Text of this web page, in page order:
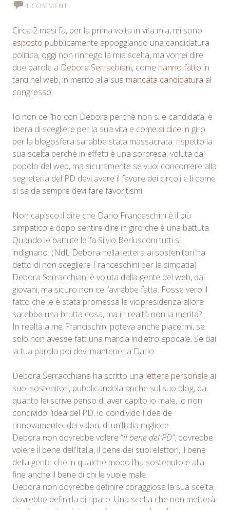
1 COMMENT
Circa 2 mesi fa, per la prima volta in vita mia, mi sono
esposto pubblicamente appoggiando una candidatura
politica, oggi non rinnego la mia scelta, ma vorrei dire
due parole a Debora Serrachiani, come hanno fatto in
tanti nel web, in merito alla sua mancata candidatura al
congresso.
Io non ce l’ho con Debora perchè non si è candidata, è
libera di scegliere per la sua vita e come si dice in giro
per la blogosfera sarabbe stata massacrata. rispetto la
sua scelta perchè in effetti è una sorpresa, voluta dal
popolo del web, ma sicuramente se vuoi concorrere alla
segreteria del PD devi avere il favore dei circoli e li come
si sa da sempre devi fare favoritismi.
Non capisco il dire che Dario Franceschini è il più
simpatico e dopo sentire dire in giro che è una battuta.
Quando le battute le fa Silvio Berlusconi tutti si
indignano. (NdL Debora nella lettera ai sostenitori ha
detto di non scegliere Franceschini per la simpatia)
Debora Serracchiani è voluta dalla gente del web, dai
giovani, ma sicuro non ce l’avrebbe fatta. Fosse vero il
fatto che le è stata promessa la vicipresidenza allora
sarebbe una brutta cosa, ma in realtà non la merita?
In realtà a me Francischini poteva anche piacermi, se
solo non avesse fatt una marcia indietro epocale. Se dai
la tua parola poi devi mantenerla Dario.
Debora Serracchiana ha scritto una lettera personale ai
suoi sostenitori, pubblicandola anche sul suo blog, da
quanto lei scrive penso di aver capito io male, io non
condivido l’idea del PD, io condivido l’idea de
rinnovamento, dei valori, di un’Italia migliore.
Debora non dovrebbe volere “il bene del PD”, dovrebbe
volere il bene dell’Italia, il bene dei suoi elettori, il bene
della gente che in qualche modo l’ha sostenuto e alla
fine anche il bene di chi le vuole male.
Debora non dovrebbe definire coraggiosa la sua scelta,
dovrebbe definirla di riparo. Una scelta che non metterà